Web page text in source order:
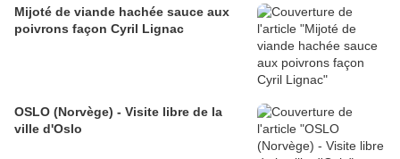
Mijoté de viande hachée sauce aux
poivrons façon Cyril Lignac
OSLO (Norvège) - Visite libre de la
ville d'Oslo